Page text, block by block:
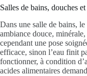
Salles de bains, douches
Dans une salle de bains,
ambiance douce,
cependant une pose
efficace, sinon l’eau finit
fonctionner, à condition
acides alimentaires